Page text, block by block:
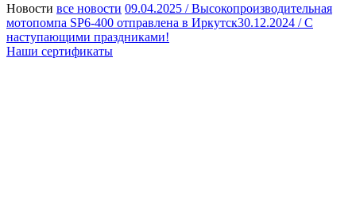
Новости все новости 09.04.2025 /Высокопроизводительная
мотопомпа SP6-400 отправлена в Иркутск30.12.2024 /С
наступающими праздниками!
Наши сертификаты